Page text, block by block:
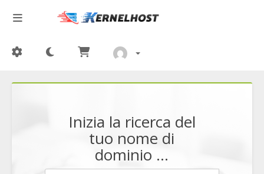
Inizia la ricerca del
tuo nome di
dominio ...